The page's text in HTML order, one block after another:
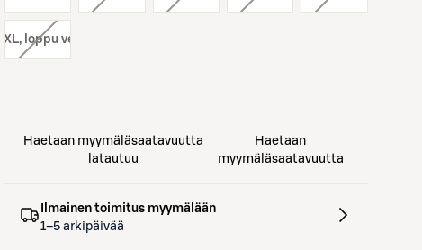
XXL, loppu verkosta
Haetaan myymäläsaatavuutta
latautuu
Haetaan
myymäläsaatavuutta
Ilmainen toimitus myymälään
1–5 arkipäivää